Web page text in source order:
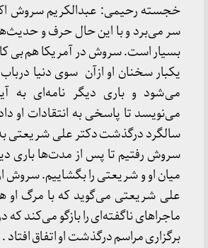
خجسته رحیمی: عبدالکریم سروش
سر می‌برد و با این حال حرف و حدیث‌ها
بسیار است. سروش در آمریکا هم بی
یکبار سخنان او ازآن سوی دنیا
می‌شود و باری دیگر نامه‌ای به
می‌نویسد تا پاسخی به انتقادات او
سالگرد درگذشت دکتر علی شریعتی
سروش رفتیم تا پس از مدت‌ها باری
میان او و شریعتی را بگشاییم. سروش از
علی شریعتی می‌گوید که با مرگ
ماجراهای ناگفته‌ای را بازگو می‌کند که
برگزاری مراسم درگذشت او اتفاق افتاد .